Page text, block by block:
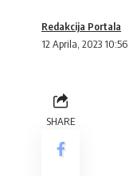
12 Aprila, 2023 10:56
Redakcija Portala
SHARE